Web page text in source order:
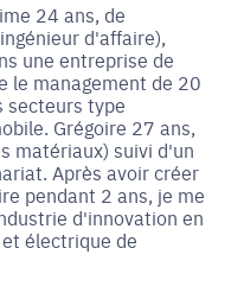
24 ans, de
d'affaire),
une entreprise de
le management de 20
secteurs type
Grégoire 27 ans,
matériaux) suivi d'un
Après avoir créer
pendant 2 ans, je me
d'innovation en
électrique de